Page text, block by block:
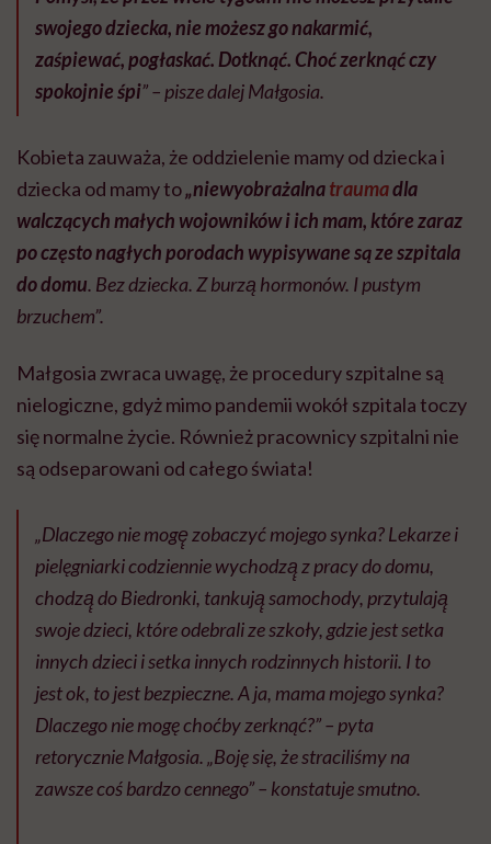
swojego dziecka, nie możesz go nakarmić,
zaśpiewać, pogłaskać. Dotknąć. Choć zerknąć czy
spokojnie śpi” – pisze dalej Małgosia.
Kobieta zauważa, że oddzielenie mamy od dziecka i
dziecka od mamy to„niewyobrażalnatraumadla
walczących małych wojowników i ich mam, które zaraz
po często nagłych porodach wypisywane są ze szpitala
do domu. Bez dziecka. Z burzą hormonów. I pustym
brzuchem”.
Małgosia zwraca uwagę, że procedury szpitalne są
nielogiczne, gdyż mimo pandemii wokół szpitala toczy
się normalne życie. Również pracownicy szpitalni nie
są odseparowani od całego świata!
„Dlaczego nie mogę̨ zobaczyć mojego synka? Lekarze i
pielęgniarki codziennie wychodzą̨ z pracy do domu,
chodzą̨ do Biedronki, tankują̨ samochody, przytulają̨
swoje dzieci, które odebrali ze szkoły, gdzie jest setka
innych dzieci i setka innych rodzinnych historii. I to
jest ok, to jest bezpieczne. A ja, mama mojego synka?
Dlaczego nie mogę choćby zerknąć?” – pyta
retorycznie Małgosia. „Boję się, że straciliśmy na
zawsze coś bardzo cennego” – konstatuje smutno.